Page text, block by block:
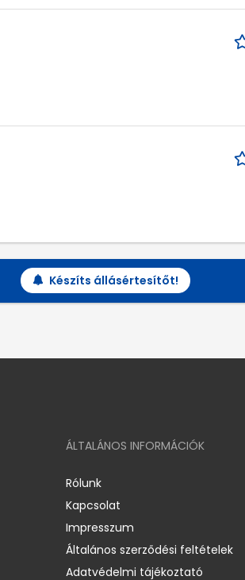
Készíts állásértesítőt!
ÁLTALÁNOS INFORMÁCIÓK
Rólunk
Kapcsolat
Impresszum
Általános szerződési feltételek
Adatvédelmi tájékoztató